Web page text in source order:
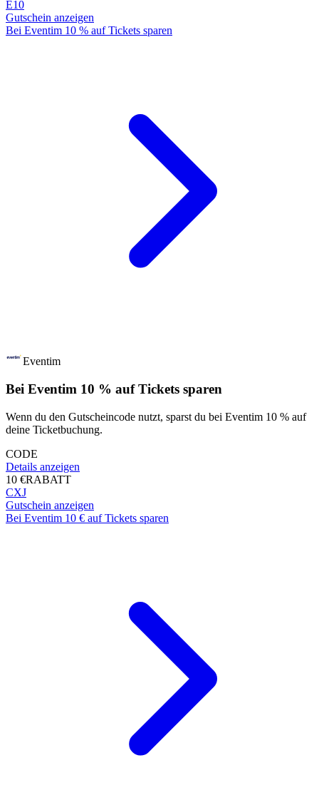
E10
Gutschein anzeigen
Bei Eventim 10 % auf Tickets sparen
Eventim
Bei Eventim 10 % auf Tickets sparen
Wenn du den Gutscheincode nutzt, sparst du bei Eventim 10 % auf
deine Ticketbuchung.
CODE
Details anzeigen
10 €RABATT
CXJ
Gutschein anzeigen
Bei Eventim 10 € auf Tickets sparen